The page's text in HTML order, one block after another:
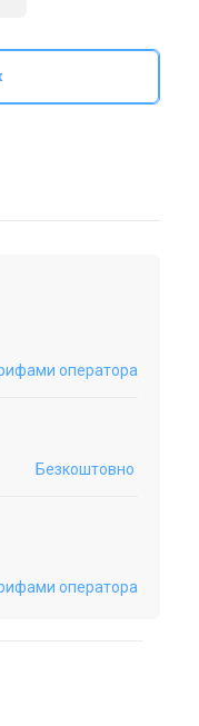
оператора
Безкоштовно
оператора